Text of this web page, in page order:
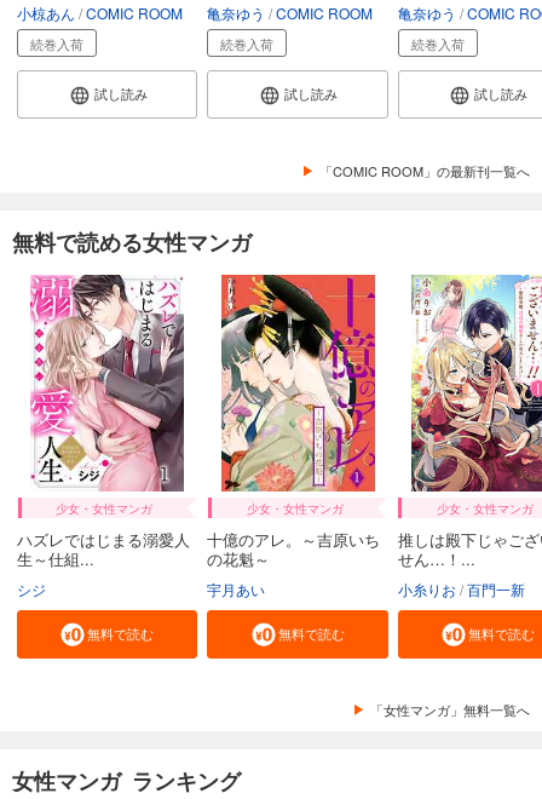
小椋あん COMIC ROOM
続巻入荷
試し読み
亀奈ゆう COMIC ROOM
続巻入荷
試し読み
亀奈ゆう COMIC
続巻入荷
試し読み
「COMIC ROOM」の最新刊一覧へ
無料で読める女性マンガ
少女・女性マンガ
ハズレではじまる溺愛人
生～仕組...
シジ
無料で読む
少女・女性マンガ
十億のアレ。～吉原いち
の花魁～
宇月あい
無料で読む
少女・女性マンガ
推しは殿下じゃご
せん…！...
小糸りお 百門一新
無料で読む
「女性マンガ」無料一覧へ
女性マンガ ランキング